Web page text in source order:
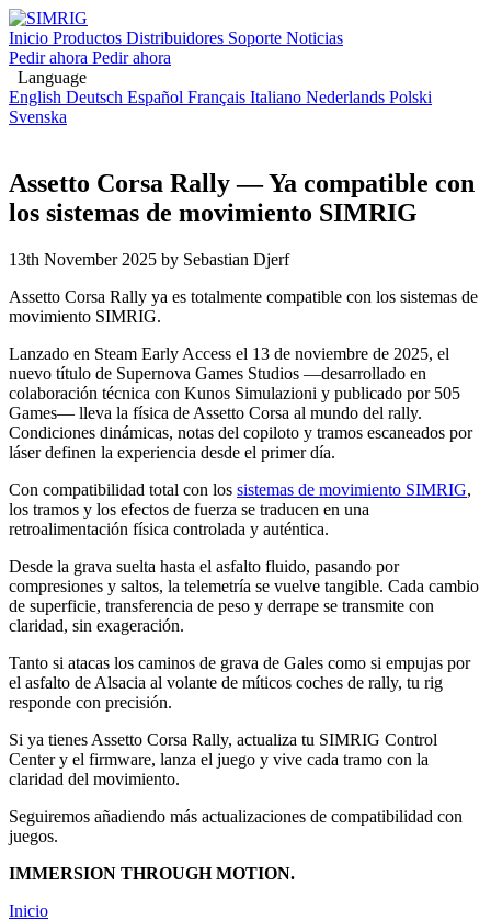
Inicio Productos Distribuidores Soporte Noticias
Pedir ahora Pedir ahora
Language
English Deutsch Español Français Italiano Nederlands Polski
Svenska
Assetto Corsa Rally — Ya compatible con
los sistemas de movimiento SIMRIG
13th November 2025 by Sebastian Djerf
Assetto Corsa Rally ya es totalmente compatible con los sistemas de
movimiento SIMRIG.
Lanzado en Steam Early Access el 13 de noviembre de 2025, el
nuevo título de Supernova Games Studios —desarrollado en
colaboración técnica con Kunos Simulazioni y publicado por 505
Games— lleva la física de Assetto Corsa al mundo del rally.
Condiciones dinámicas, notas del copiloto y tramos escaneados por
láser definen la experiencia desde el primer día.
Con compatibilidad total con los sistemas de movimiento SIMRIG,
los tramos y los efectos de fuerza se traducen en una
retroalimentación física controlada y auténtica.
Desde la grava suelta hasta el asfalto fluido, pasando por
compresiones y saltos, la telemetría se vuelve tangible. Cada cambio
de superficie, transferencia de peso y derrape se transmite con
claridad, sin exageración.
Tanto si atacas los caminos de grava de Gales como si empujas por
el asfalto de Alsacia al volante de míticos coches de rally, tu rig
responde con precisión.
Si ya tienes Assetto Corsa Rally, actualiza tu SIMRIG Control
Center y el firmware, lanza el juego y vive cada tramo con la
claridad del movimiento.
Seguiremos añadiendo más actualizaciones de compatibilidad con
juegos.
IMMERSION THROUGH MOTION.
Inicio